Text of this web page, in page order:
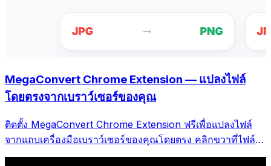
MegaConvert Chrome Extension — แปลงไฟล์
โดยตรงจากเบราว์เซอร์ของคุณ
ติดตั้ง MegaConvert Chrome Extension ฟรีเพื่อแปลงไฟล์
จากแถบเครื่องมือเบราว์เซอร์ของคุณโดยตรง คลิกขวาที่ไฟล์ใด
ก็ได้ที่จะแปลง เข้าถึงเครื่องมือทั้งหมดได้ทันทีจาก Chrome